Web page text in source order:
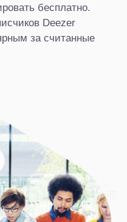
бесплатно.
Deezer
за считанные